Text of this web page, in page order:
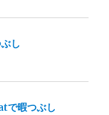
し
で暇つぶし